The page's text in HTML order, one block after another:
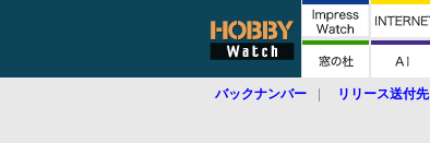
バックナンバー リリース送付先